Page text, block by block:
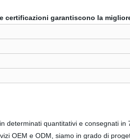
certificazioni garantiscono la
determinati quantitativi e consegnati in
OEM e ODM, siamo in grado di